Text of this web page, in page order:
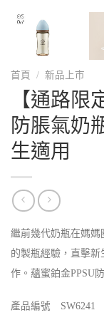
首頁 / 新品上市
【通路限
防脹氣奶
生適用
繼前幾代奶瓶在媽媽
的製瓶經驗，直擊
作。蘊蜜鉑金PPSU
產品編號 SW6241